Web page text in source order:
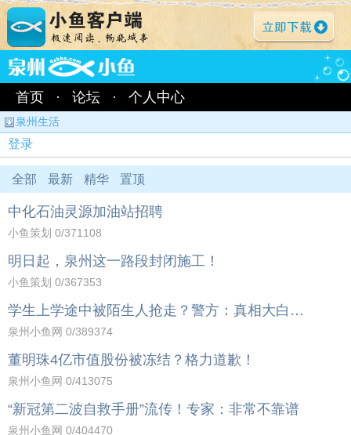
首页 · 论坛 · 个人中心
泉州生活
登录
全部 最新 精华 置顶
中化石油灵源加油站招聘
小鱼策划 0/371108
明日起，泉州这一路段封闭施工！
小鱼策划 0/367353
学生上学途中被陌生人抢走？警方：真相大白…
泉州小鱼网 0/389374
董明珠4亿市值股份被冻结？格力道歉！
泉州小鱼网 0/413075
“新冠第二波自救手册”流传！专家：非常不靠谱
泉州小鱼网 0/404470